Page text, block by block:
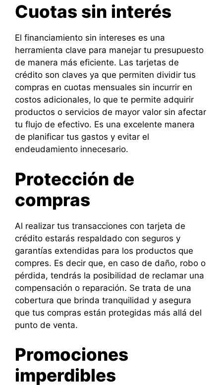
Cuotas sin interés
El financiamiento sin intereses es una
herramienta clave para manejar tu presupuesto
de manera más eficiente. Las tarjetas de
crédito son claves ya que permiten dividir tus
compras en cuotas mensuales sin incurrir en
costos adicionales, lo que te permite adquirir
productos o servicios de mayor valor sin afectar
tu flujo de efectivo. Es una excelente manera
de planificar tus gastos y evitar el
endeudamiento innecesario.
Protección de
compras
Al realizar tus transacciones con tarjeta de
crédito estarás respaldado con seguros y
garantías extendidas para los productos que
compres. Es decir que, en caso de daño, robo o
pérdida, tendrás la posibilidad de reclamar una
compensación o reparación. Se trata de una
cobertura que brinda tranquilidad y asegura
que tus compras están protegidas más allá del
punto de venta.
Promociones
imperdibles